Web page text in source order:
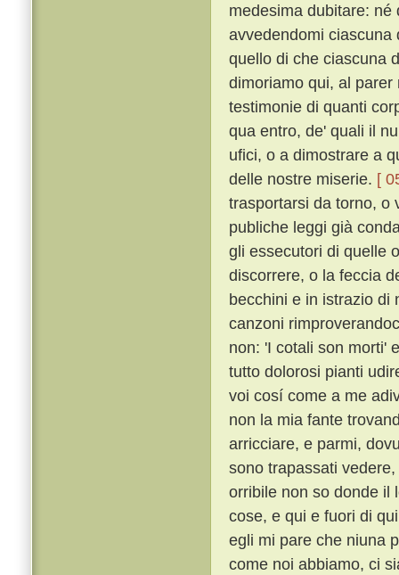
medesima dubitare:
avvedendomi ciascuna
quello di che ciascuna
dimoriamo qui, al
testimonie di quanti
qua entro, de' quali il
ufici, o a dimostrare a
delle nostre miserie. [
trasportarsi da torno, o
publiche leggi già
gli essecutori di quelle
discorrere, o la feccia
becchini e in istrazio di
canzoni
non: 'I cotali son morti'
tutto dolorosi pianti
voi cosí come a me
non la mia fante
arricciare, e parmi,
sono trapassati
orribile non so donde il
cose, e qui e fuori di
egli mi pare che niuna
come noi abbiamo, ci